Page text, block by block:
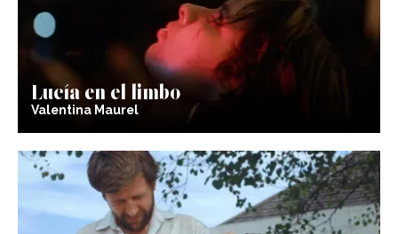
Lucía en el limbo
Valentina Maurel